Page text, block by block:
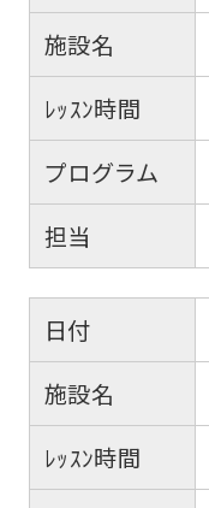
施設名
ﾚｯｽﾝ時間
プログラム
担当
日付
施設名
ﾚｯｽﾝ時間